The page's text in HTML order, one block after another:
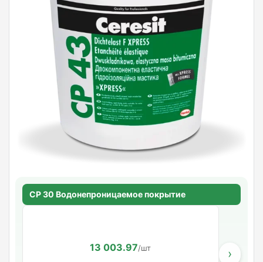
CP 30 Водонепроницаемое покрытие
13 003.97/шт ›